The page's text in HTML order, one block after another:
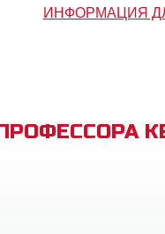
ИНФОРМАЦИЯ